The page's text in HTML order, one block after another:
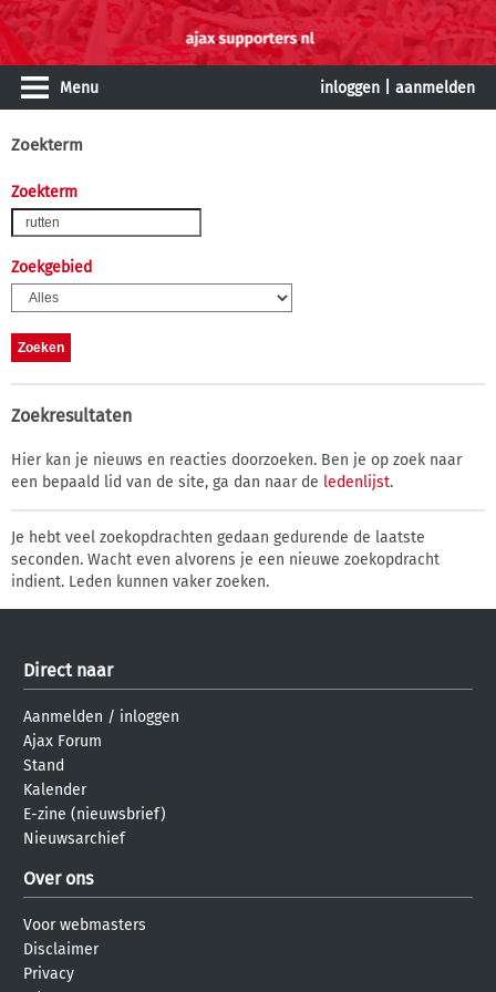
Menu inloggen aanmelden
Zoekterm
Zoekterm
Zoekgebied
Zoekresultaten
Hier kan je nieuws en reacties doorzoeken. Ben je op zoek naar
een bepaald lid van de site, ga dan naar de ledenlijst.
Je hebt veel zoekopdrachten gedaan gedurende de laatste
seconden. Wacht even alvorens je een nieuwe zoekopdracht
indient. Leden kunnen vaker zoeken.
Direct naar
Aanmelden / inloggen
Ajax Forum
Stand
Kalender
E-zine (nieuwsbrief)
Nieuwsarchief
Over ons
Voor webmasters
Disclaimer
Privacy